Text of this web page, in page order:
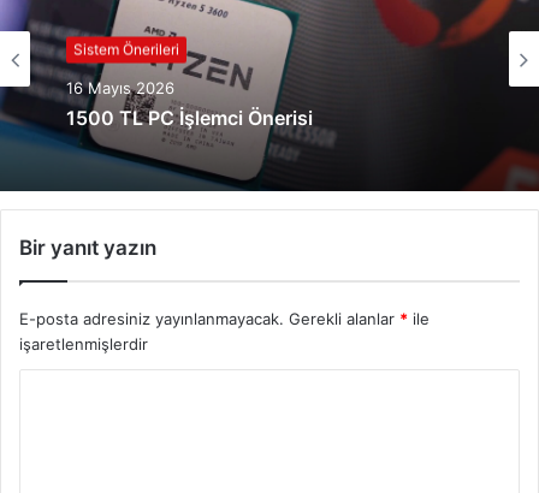
Sistem Önerileri
16 Mayıs 2026
1500 TL PC İşlemci Önerisi
Bir yanıt yazın
E-posta adresiniz yayınlanmayacak. Gerekli alanlar * ile
işaretlenmişlerdir